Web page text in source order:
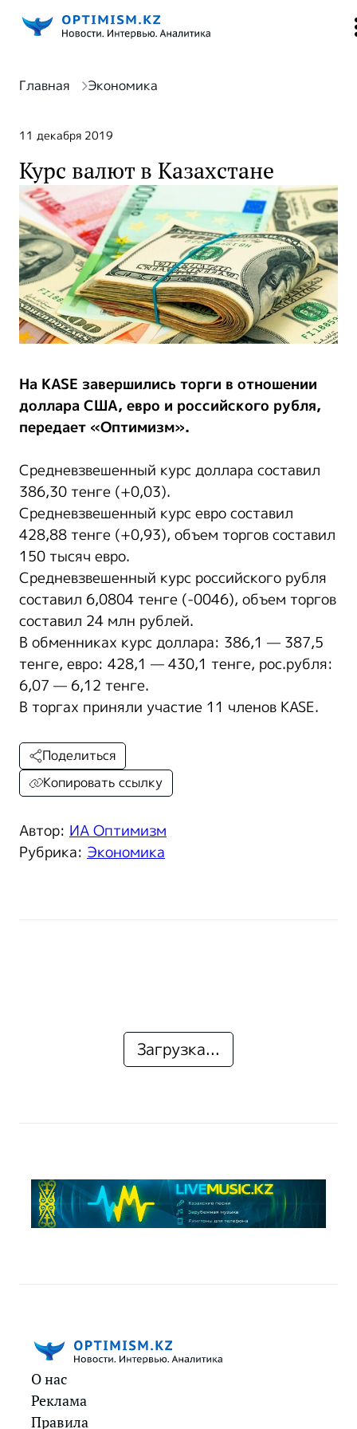
Главная Экономика
11 декабря 2019
Курс валют в Казахстане
На KASE завершились торги в отношении
доллара США, евро и российского рубля,
передает «Оптимизм».
Средневзвешенный курс доллара составил
386,30 тенге (+0,03).
Средневзвешенный курс евро составил
428,88 тенге (+0,93), объем торгов составил
150 тысяч евро.
Средневзвешенный курс российского рубля
составил 6,0804 тенге (-0046), объем торгов
составил 24 млн рублей.
В обменниках курс доллара: 386,1 — 387,5
тенге, евро: 428,1 — 430,1 тенге, рос.рубля:
6,07 — 6,12 тенге.
В торгах приняли участие 11 членов KASE.
Автор: ИА Оптимизм
Рубрика: Экономика
Поделиться
Копировать ссылку
Загрузка...
О нас
Реклама
Правила